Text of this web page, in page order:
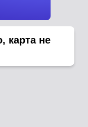
карта не